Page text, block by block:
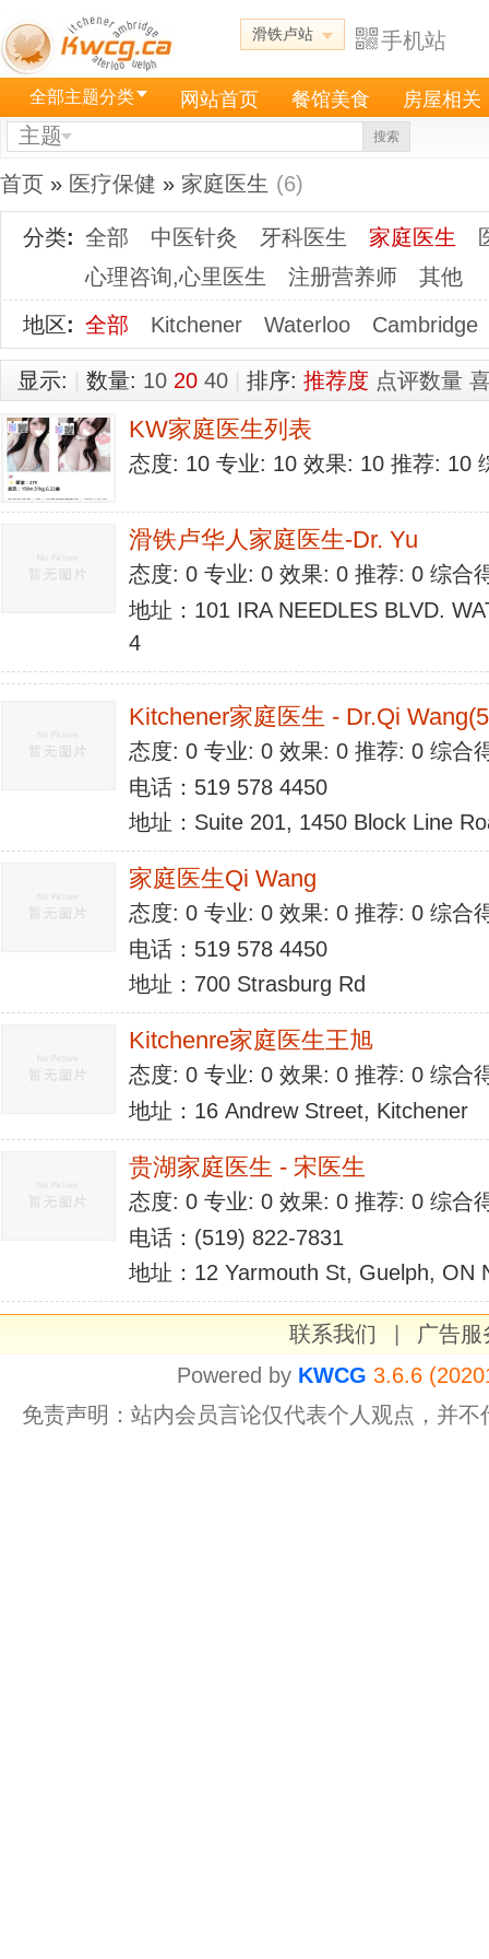
滑铁卢站 手机站
全部主题分类 网站首页 餐馆美食 房屋相关
主题 搜索
首页 » 医疗保健 » 家庭医生 (6)
分类: 全部 中医针灸 牙科医生 家庭医生
心理咨询,心里医生
注册营养师
其他
地区: 全部 Kitchener Waterloo Cambridge
显示: 数量: 10 20 40 排序: 推荐度 点评数量
KW家庭医生列表
态度: 10 专业: 10 效果: 10 推荐: 10
滑铁卢华人家庭医生-Dr. Yu
态度: 0 专业: 0 效果: 0 推荐: 0 综合
地址：101 IRA NEEDLES BLVD.
4
Kitchener家庭医生 - Dr.Qi
态度: 0 专业: 0 效果: 0 推荐: 0 综合
电话：519 578 4450
地址：Suite 201, 1450 Block Line
家庭医生Qi Wang
态度: 0 专业: 0 效果: 0 推荐: 0 综合
电话：519 578 4450
地址：700 Strasburg Rd
Kitchenre家庭医生王旭
态度: 0 专业: 0 效果: 0 推荐: 0 综合
地址：16 Andrew Street, Kitchener
贵湖家庭医生 - 宋医生
态度: 0 专业: 0 效果: 0 推荐: 0 综合
电话：(519) 822-7831
地址：12 Yarmouth St, Guelph, ON
联系我们
广告服
Powered by KWCG 3.6.6
免责声明：站内会员言论仅代表个人观点，并